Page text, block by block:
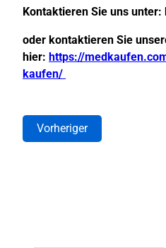
Kontaktieren Sie uns unter:
oder kontaktieren Sie
hier: https://
kaufen/
Vorheriger